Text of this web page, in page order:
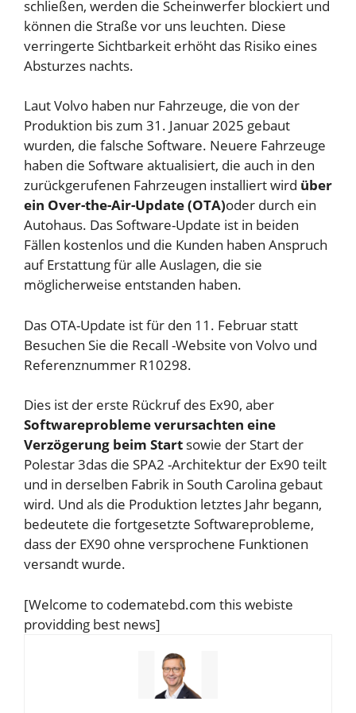
schließen, werden die Scheinwerfer blockiert und
können die Straße vor uns leuchten. Diese
verringerte Sichtbarkeit erhöht das Risiko eines
Absturzes nachts.
Laut Volvo haben nur Fahrzeuge, die von der
Produktion bis zum 31. Januar 2025 gebaut
wurden, die falsche Software. Neuere Fahrzeuge
haben die Software aktualisiert, die auch in den
zurückgerufenen Fahrzeugen installiert wird über
ein Over-the-Air-Update (OTA)oder durch ein
Autohaus. Das Software-Update ist in beiden
Fällen kostenlos und die Kunden haben Anspruch
auf Erstattung für alle Auslagen, die sie
möglicherweise entstanden haben.
Das OTA-Update ist für den 11. Februar statt
Besuchen Sie die Recall -Website von Volvo und
Referenznummer R10298.
Dies ist der erste Rückruf des Ex90, aber
Softwareprobleme verursachten eine
Verzögerung beim Start sowie der Start der
Polestar 3das die SPA2 -Architektur der Ex90 teilt
und in derselben Fabrik in South Carolina gebaut
wird. Und als die Produktion letztes Jahr begann,
bedeutete die fortgesetzte Softwareprobleme,
dass der EX90 ohne versprochene Funktionen
versandt wurde.
[Welcome to codematebd.com this webiste
providding best news]